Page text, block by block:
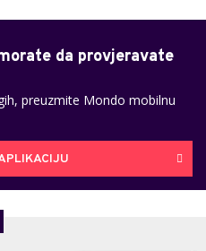
da provjeravate
preuzmite Mondo mobilnu